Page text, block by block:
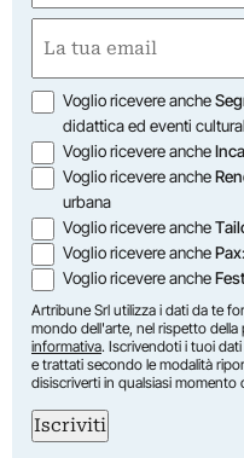
First
(Required)
Opzioni
Voglio ricevere anche
didattica ed eventi
Voglio ricevere anche
Voglio ricevere anche
urbana
Voglio ricevere anche
Voglio ricevere anchePax
Voglio ricevere anche
Artribune Srl utilizza i dati da te
mondo dell'arte, nel rispetto della
informativa. Iscrivendoti i tuoi
e trattati secondo le modalità
disiscriverti in qualsiasi momento
Iscriviti